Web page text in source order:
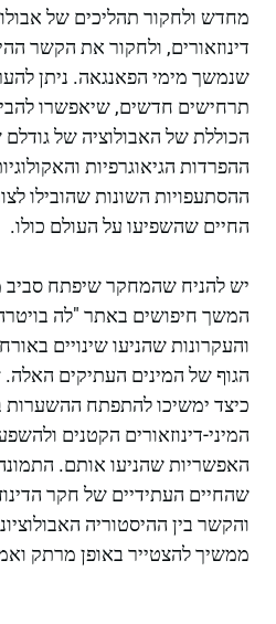
מחדש ולחקור תהליכים של
דינוזאורים, ולחקור את הקשר
שנמשך מימי הפאנגאה. ניתן
תרחישים חדשים, שיאפשרו
הכוללת של האבולוציה של גודלם
ההפרדות הגיאוגרפיות
ההסתעפויות השונות שהובילו
החיים שהשפיעו על העולם כולו.
יש להניח שהמחקר שיפתח סביב
המשך חיפושים באתר "לה
והעקרונות שהניעו שינויים
הגוף של המינים העתיקים האלה.
כיצד ימשיכו להתפתח ההשערות
המיני-דינוזאורים הקטנים
האפשריות שהניעו אותם.
שהחיים העתידיים של חקר
והקשר בין ההיסטוריה
ממשיך להצטייר באופן מרתק